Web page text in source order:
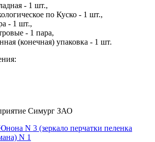
- 1 шт.,
по Куско - 1 шт.,
- 1 шт.,
- 1 пара,
(конечная) упаковка - 1 шт.
Симург ЗАО
N 3 (зеркало перчатки пеленка
N 1